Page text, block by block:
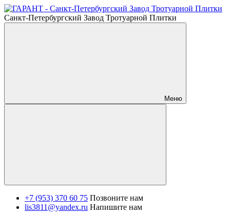
Санкт-Петербургский Завод Тротуарной Плитки
Меню
+7 (953) 370 60 75 Позвоните нам
lis3811@yandex.ru Напишите нам